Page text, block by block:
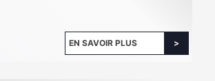
EN SAVOIR PLUS